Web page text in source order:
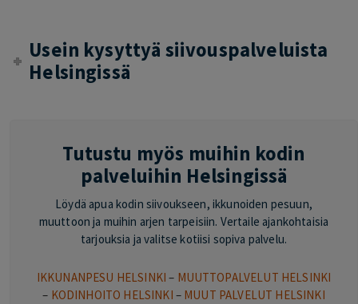
Usein kysyttyä siivouspalveluista
Helsingissä
Tutustu myös muihin kodin
palveluihin Helsingissä
Löydä apua kodin siivoukseen, ikkunoiden pesuun,
muuttoon ja muihin arjen tarpeisiin. Vertaile ajankohtaisia
tarjouksia ja valitse kotiisi sopiva palvelu.
IKKUNANPESU HELSINKI – MUUTTOPALVELUT HELSINKI
– KODINHOITO HELSINKI – MUUT PALVELUT HELSINKI